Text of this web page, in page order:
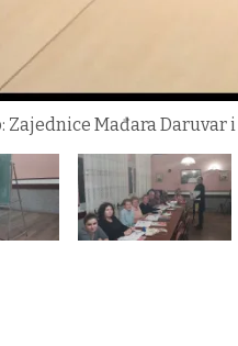
Mađara Daruvar